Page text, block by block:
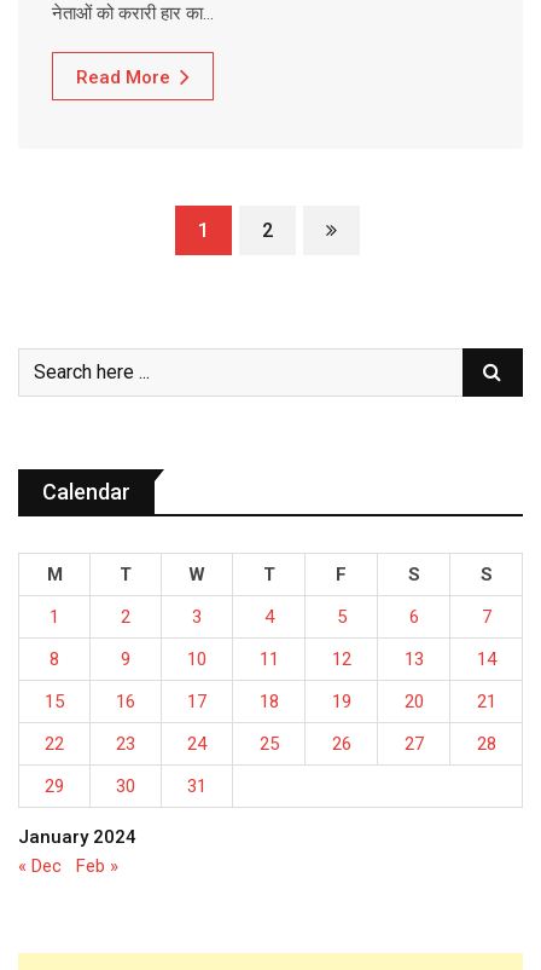
नेताओं को करारी हार का…
Read More
1 2
Calendar
January 2024
M T W T F S
S
1
2 3 4 5 6
7
8
9 10 11 12 13
14
15
16 17 18 19 20
21
22
23 24 25 26 27
28
29
30 31
« Dec Feb »